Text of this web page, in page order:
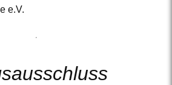
e.V.